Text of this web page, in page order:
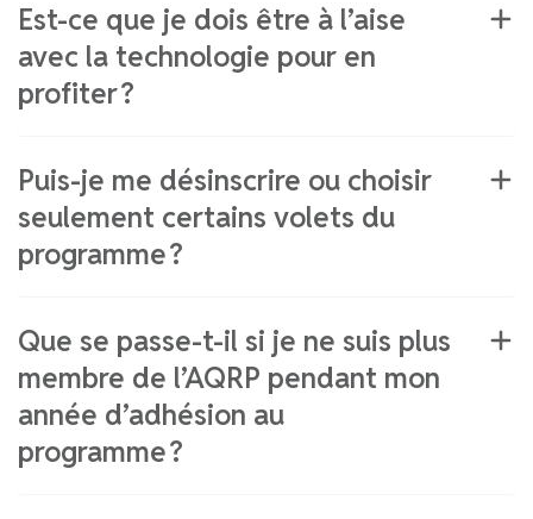
Est-ce que je dois être à l’aise
avec la technologie pour en
profiter ?
Puis-je me désinscrire ou choisir
seulement certains volets du
programme ?
Que se passe-t-il si je ne suis plus
membre de l’AQRP pendant mon
année d’adhésion au
programme ?